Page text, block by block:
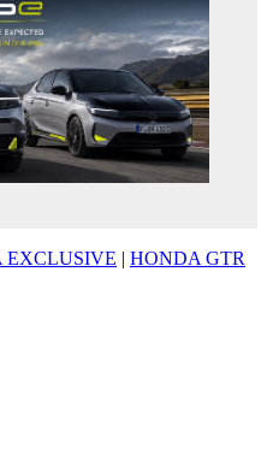
EXCLUSIVE | HONDA GTR